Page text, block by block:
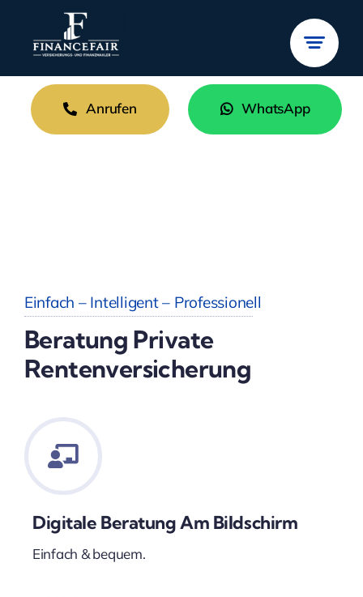
springen
Anrufen WhatsApp
Einfach – Intelligent – Professionell
Beratung Private
Rentenversicherung
Digitale Beratung Am Bildschirm
Einfach & bequem.